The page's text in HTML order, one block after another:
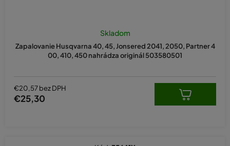
Zapalovanie Husqvarna 40, 45, Jonsered 2041, 2050, Partner 4
00, 410, 450 nahrádza originál 503580501
hodnotenie
je
5,0
Skladom
€20,57 bez DPH
€25,30